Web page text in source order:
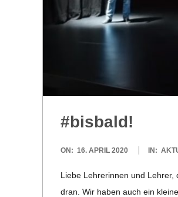
S
U
L
E
#bis­bald!
2020-
ON: 16. APRIL 2020 IN:
Liebe Leh­re­rin­nen und
dran. Wir haben auch ein